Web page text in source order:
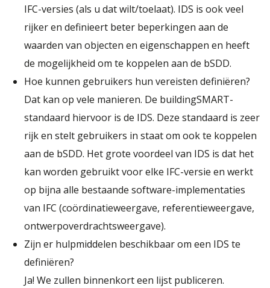
IFC-versies (als u dat wilt/toelaat). IDS is ook veel
rijker en definieert beter beperkingen aan de
waarden van objecten en eigenschappen en heeft
de mogelijkheid om te koppelen aan de bSDD.
Hoe kunnen gebruikers hun vereisten definiëren?
Dat kan op vele manieren. De buildingSMART-
standaard hiervoor is de IDS. Deze standaard is zeer
rijk en stelt gebruikers in staat om ook te koppelen
aan de bSDD. Het grote voordeel van IDS is dat het
kan worden gebruikt voor elke IFC-versie en werkt
op bijna alle bestaande software-implementaties
van IFC (coördinatieweergave, referentieweergave,
ontwerpoverdrachtsweergave).
Zijn er hulpmiddelen beschikbaar om een IDS te
definiëren?
Ja! We zullen binnenkort een lijst publiceren.